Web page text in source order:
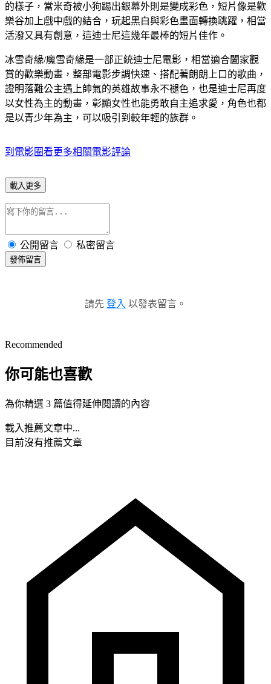
的樣子，當米奇被小狗踢出銀幕外則是變成彩色，短片像是歡
樂谷加上戲中戲的結合，玩起黑白與彩色畫面轉換跳躍，相當
活潑又具有創意，這迪士尼這幾年最棒的短片佳作。
冰雪奇緣/魔雪奇緣是一部正統迪士尼電影，相當適合闔家觀
賞的歡樂動畫，整部電影步調快速、搭配著朗朗上口的歌曲，
證明落難公主遇上帥氣的英雄故事永不褪色，也是迪士尼再度
以女性為主的動畫，彰顯女性也能勇敢自主追求愛，角色也都
是以青少年為主，可以吸引到較年輕的族群。
到電影圈看更多相關電影評論
載入更多
公開留言 私密留言
發佈留言
請先 登入 以發表留言。
Recommended
你可能也喜歡
為你精選 3 篇值得延伸閱讀的內容
載入推薦文章中...
目前沒有推薦文章